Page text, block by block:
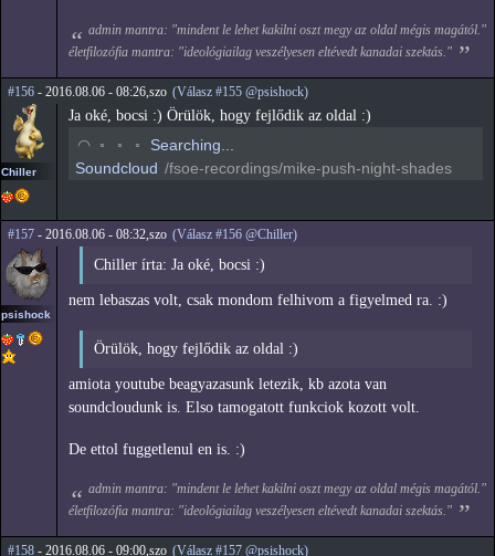
admin mantra: "mindent le lehet kakilni oszt megy az oldal mégis magától."
életfilozófia mantra: "ideológiailag veszélyesen eltévedt kanadai szektás."
#156 - 2016.08.06 - 08:26,szo (Válasz #155 @psishock)
Chiller
Ja oké, bocsi :) Örülök, hogy fejlődik az oldal :)
◡ ◦ ◦ ◦
Searching...
Soundcloud /fsoe-recordings/mike-push-night-shades
#157 - 2016.08.06 - 08:32,szo (Válasz #156 @Chiller)
psishock
Chiller írta: Ja oké, bocsi :)
nem lebaszas volt, csak mondom felhivom a figyelmed ra. :)
Örülök, hogy fejlődik az oldal :)
amiota youtube beagyazasunk letezik, kb azota van
soundcloudunk is. Elso tamogatott funkciok kozott volt.
De ettol fuggetlenul en is. :)
admin mantra: "mindent le lehet kakilni oszt megy az oldal mégis magától."
életfilozófia mantra: "ideológiailag veszélyesen eltévedt kanadai szektás."
#158 - 2016.08.06 - 09:00,szo (Válasz #157 @psishock)